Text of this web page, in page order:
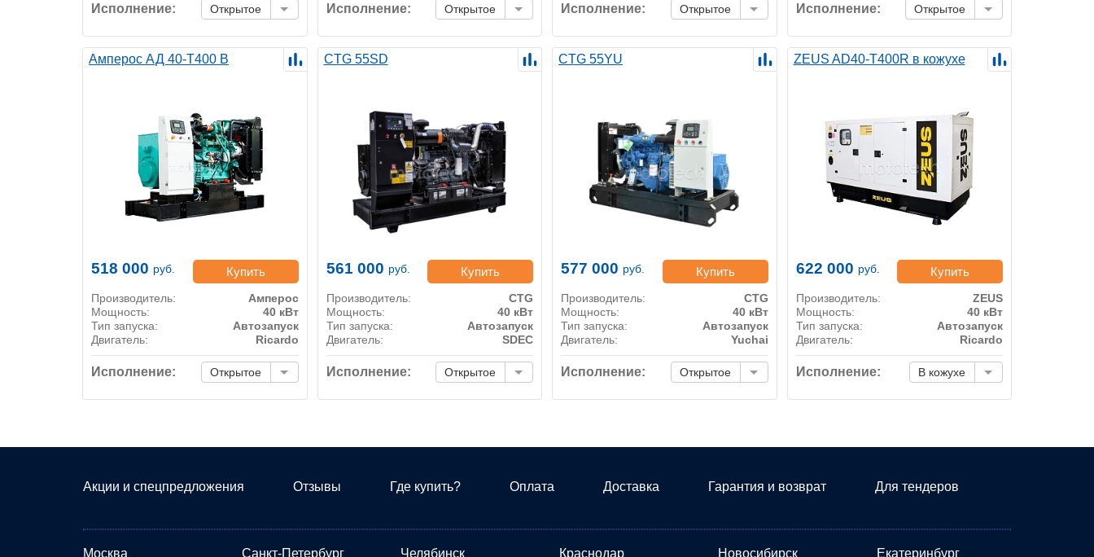
Исполнение: Открытое Исполнение: Открытое Исполнение: Открытое Исполнение: Открытое
Амперос АД 40-Т400 B
518 000 руб. Купить
Производитель:
Амперос
Мощность:
40 кВт
Тип запуска:
Автозапуск
Двигатель:
Ricardo
Исполнение: Открытое
CTG 55SD
561 000 руб. Купить
Производитель:
CTG
Мощность:
40 кВт
Тип запуска:
Автозапуск
Двигатель:
SDEC
Исполнение: Открытое
CTG 55YU
577 000 руб. Купить
Производитель:
CTG
Мощность:
40 кВт
Тип запуска:
Автозапуск
Двигатель:
Yuchai
Исполнение: Открытое
ZEUS AD40-T400R в кожухе
622 000 руб. Купить
Производитель:
ZEUS
Мощность:
40 кВт
Тип запуска:
Автозапуск
Двигатель:
Ricardo
Исполнение: В кожухе
Акции и спецпредложения Отзывы Где купить? Оплата Доставка Гарантия и возврат Для тендеров
Москва Санкт-Петербург Челябинск Краснодар Новосибирск Екатеринбург